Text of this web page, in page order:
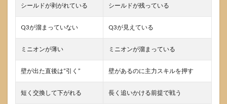
シールドが剥がれている シールドが残っている
Q3が溜まっていない Q3が見えている
ミニオンが薄い ミニオンが溜まっている
壁が出た直後は“引く” 壁があるのに主力スキルを押す
短く交換して下がれる 長く追いかける前提で戦う